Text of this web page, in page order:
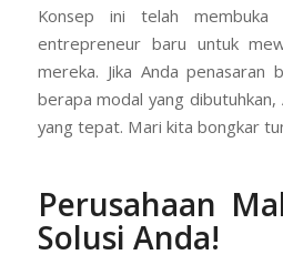
Konsep ini telah membuka
entrepreneur baru untuk
mereka. Jika Anda penasaran
berapa modal yang
yang tepat. Mari kita bongkar
Perusahaan
Solusi Anda!